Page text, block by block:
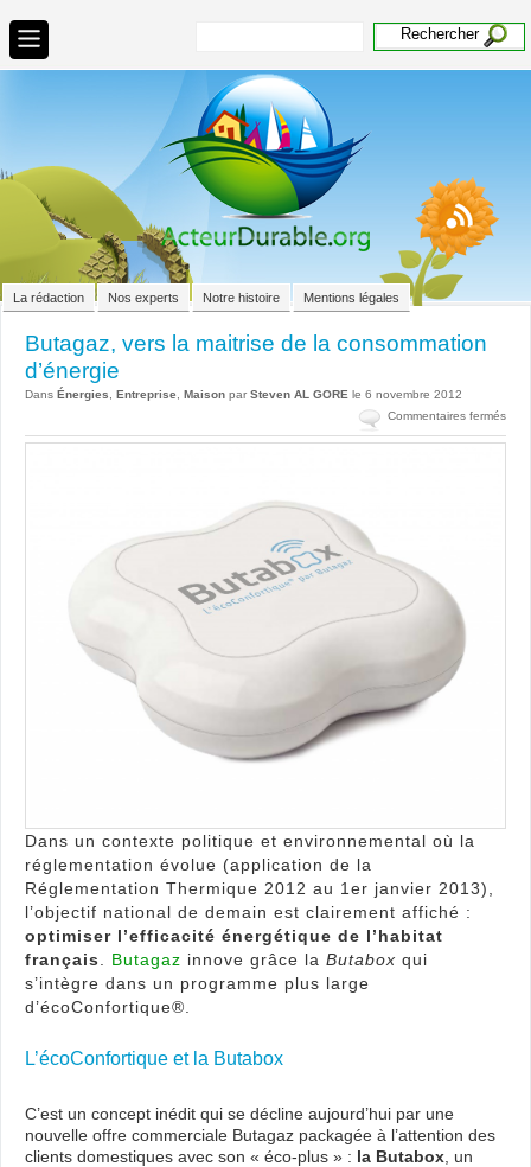
La rédaction Nos experts Notre histoire Mentions légales
Butagaz, vers la maitrise de la consommation
d’énergie
Dans Énergies Entreprise Maison par Steven AL GORE le 6 novembre 2012
Commentaires ferméssur
Dans un contexte politique et environnemental où la
réglementation évolue (application de la
Réglementation Thermique 2012 au 1er janvier 2013),
l’objectif national de demain est clairement affiché :
optimiser l’efficacité énergétique de l’habitat
français
Butagaz innove grâce la Butabox qui
s’intègre dans un programme plus large
d’écoConfortique®.
L’écoConfortique et la Butabox
C’est un concept inédit qui se décline aujourd’hui par une
nouvelle offre commerciale Butagaz packagée à l’attention des
clients domestiques avec son « éco-plus » : la Butabox , un